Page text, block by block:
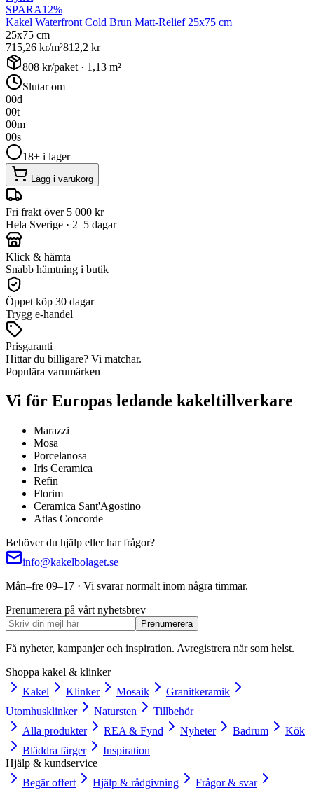
SPARA12%
Kakel Waterfront Cold Brun Matt-Relief 25x75 cm
25x75 cm
715,26 kr/m²812,2 kr
808 kr/paket · 1,13 m²
Slutar om
00d
00t
00m
00s
18+ i lager
Lägg i varukorg
Fri frakt över 5 000 kr
Hela Sverige · 2–5 dagar
Klick & hämta
Snabb hämtning i butik
Öppet köp 30 dagar
Trygg e-handel
Prisgaranti
Hittar du billigare? Vi matchar.
Populära varumärken
Vi för Europas ledande kakeltillverkare
Marazzi
Mosa
Porcelanosa
Iris Ceramica
Refin
Florim
Ceramica Sant'Agostino
Atlas Concorde
Behöver du hjälp eller har frågor?
info@kakelbolaget.se
Mån–fre 09–17 · Vi svarar normalt inom några timmar.
Prenumerera på vårt nyhetsbrev
Prenumerera
Få nyheter, kampanjer och inspiration. Avregistrera när som helst.
Shoppa kakel & klinker
Kakel
Klinker Mosaik
Granitkeramik
Utomhusklinker
Natursten
Tillbehör
Alla produkter
REA & Fynd Nyheter Badrum
Kök
Bläddra färger
Inspiration
Hjälp & kundservice
Begär offert
Hjälp & rådgivning
Frågor & svar